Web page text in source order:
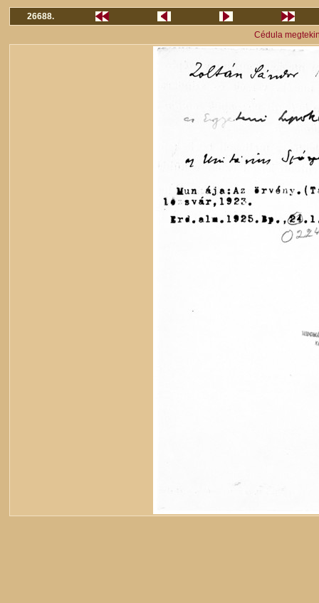
26688.
Cédula